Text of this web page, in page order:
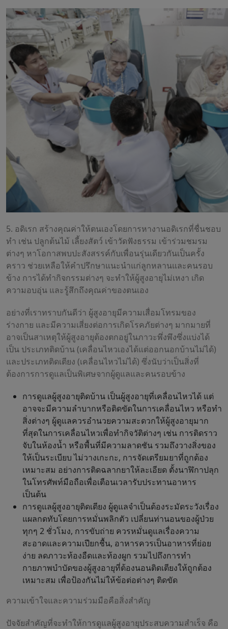
5. อดิเรก สร้างคุณค่าให้ตนเองโดยการหางานอดิเรกที่ชื่นชอบ
ทำ เช่น ปลูกต้นไม้ เลี้ยงสัตว์ เข้าวัดฟังธรรม เข้าร่วมชมรม
ต่างๆ หาโอกาสพบปะสังสรรค์กับเพื่อนรุ่นเดียวกันเป็นครั้ง
คราว ช่วยเหลือให้คำปรึกษาแนะนำแก่ลูกหลานและคนรอบ
ข้าง การได้ทำกิจกรรมต่างๆ จะทำให้ผู้สูงอายุไม่เหงา เกิด
ความอบอุ่น และรู้สึกถึงคุณค่าของตนเอง
อย่างที่เราทราบกันดีว่า ผู้สูงอายุมีความเสื่อมโทรมของ
ร่างกาย และมีความเสี่ยงต่อการเกิดโรคภัยต่างๆ มากมายที่
อาจเป็นสาเหตุให้ผู้สูงอายุต้องตกอยู่ในภาวะพึ่งพึงซึ่งแบ่งได้
เป็น ประเภทติดบ้าน (เคลื่อนไหวเองได้แต่ออกนอกบ้านไม่ได้)
และประเภทติดเตียง (เคลื่อนไหวไม่ได้) ซึ่งนับว่าเป็นสิ่งที่
ต้องการการดูแลเป็นพิเศษจากผู้ดูแลและคนรอบข้าง
การดูแลผู้สูงอายุติดบ้าน เป็นผู้สูงอายุที่เคลื่อนไหวได้ แต่
อาจจะมีความลำบากหรือติดขัดในการเคลื่อนไหว หรือทำ
สิ่งต่างๆ ผู้ดูแลควรอำนวยความสะดวกให้ผู้สูงอายุมาก
ที่สุดในการเคลื่อนไหวเพื่อทำกิจวัติต่างๆ เช่น การติดราว
จับในห้องน้ำ หรือพื้นที่มีความลาดชัน รวมถึงวางสิ่งของ
ให้เป็นระเบียบ ไม่วางเกะกะ, การจัดเตรียมยาที่ถูกต้อง
เหมาะสม อย่างการติดฉลากยาให้ละเอียด ตั้งนาฬิกาปลุก
ในโทรศัพท์มือถือเพื่อเตือนเวลารับประทานอาหาร
เป็นต้น
การดูแลผู้สูงอายุติดเตียง ผู้ดูแลจำเป็นต้องระมัดระวังเรื่อง
แผลกดทับโดยการหมั่นพลิกตัว เปลี่ยนท่านอนของผู้ป่วย
ทุกๆ 2 ชั่วโมง, การขับถ่าย ควรหมั่นดูแลเรื่องความ
สะอาดและความเปียกชื้น, อาหารควรเป็นอาหารที่ย่อย
ง่าย ลดภาวะท้องอืดและท้องผูก รวมไปถึงการทำ
กายภาพบำบัดของผู้สูงอายุที่ต้องนอนติดเตียงให้ถูกต้อง
เหมาะสม เพื่อป้องกันไม่ให้ข้อต่อต่างๆ ติดขัด
ความเข้าใจและความร่วมมือคือสิ่งสำคัญ
ปัจจัยสำคัญที่จะทำให้การดูแลผู้สูงอายุประสบความสำเร็จ คือ